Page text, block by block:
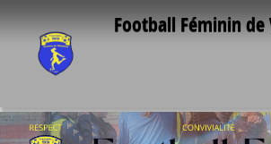
Football Féminin